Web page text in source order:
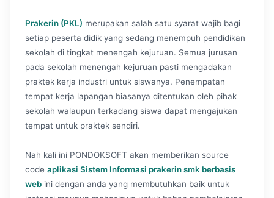
Prakerin (PKL) merupakan salah satu syarat wajib bagi
setiap peserta didik yang sedang menempuh pendidikan
sekolah di tingkat menengah kejuruan. Semua jurusan
pada sekolah menengah kejuruan pasti mengadakan
praktek kerja industri untuk siswanya. Penempatan
tempat kerja lapangan biasanya ditentukan oleh pihak
sekolah walaupun terkadang siswa dapat mengajukan
tempat untuk praktek sendiri.
Nah kali ini PONDOKSOFT akan memberikan source
code aplikasi Sistem Informasi prakerin smk berbasis
web ini dengan anda yang membutuhkan baik untuk